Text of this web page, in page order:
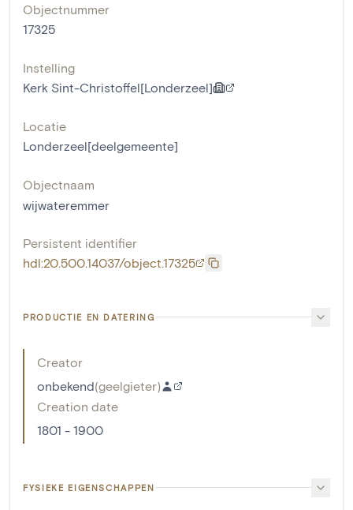
Objectnummer
17325
Instelling
Kerk Sint-Christoffel[Londerzeel]
Locatie
Londerzeel[deelgemeente]
Objectnaam
wijwateremmer
Persistent identifier
hdl:20.500.14037/object.17325
PRODUCTIE EN DATERING
Creator
onbekend(geelgieter)
Creation date
1801 - 1900
FYSIEKE EIGENSCHAPPEN